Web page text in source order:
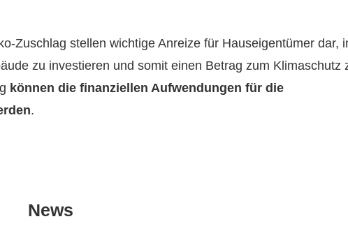
Zuschlag stellen wichtige Anreize für Hauseigentümer dar,
zu investieren und somit einen Betrag zum Klimaschutz
können die finanziellen Aufwendungen für die
.
News